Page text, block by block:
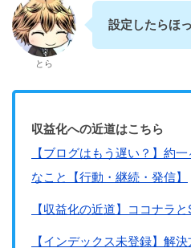
とら
設定したらほ
収益化への近道はこちら
【ブログはもう遅い？】約
なこと【行動・継続・発信】
【収益化の近道】ココナラ
【インデックス未登録】解